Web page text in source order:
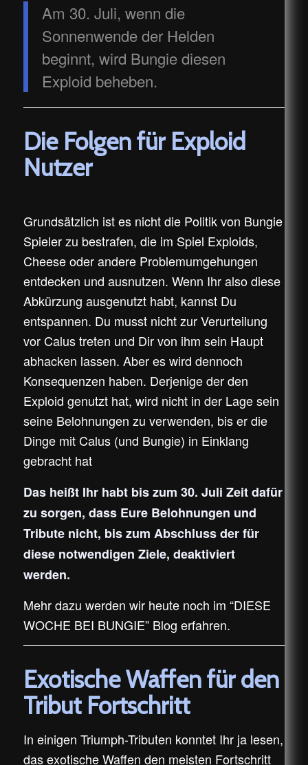
Am 30. Juli, wenn die
Sonnenwende der Helden
beginnt, wird Bungie diesen
Exploid beheben.
Die Folgen für Exploid
Nutzer
Grundsätzlich ist es nicht die Politik von Bungie
Spieler zu bestrafen, die im Spiel Exploids,
Cheese oder andere Problemumgehungen
entdecken und ausnutzen. Wenn Ihr also diese
Abkürzung ausgenutzt habt, kannst Du
entspannen. Du musst nicht zur Verurteilung
vor Calus treten und Dir von ihm sein Haupt
abhacken lassen. Aber es wird dennoch
Konsequenzen haben. Derjenige der den
Exploid genutzt hat, wird nicht in der Lage sein
seine Belohnungen zu verwenden, bis er die
Dinge mit Calus (und Bungie) in Einklang
gebracht hat
Das heißt Ihr habt bis zum 30. Juli Zeit dafür
zu sorgen, dass Eure Belohnungen und
Tribute nicht, bis zum Abschluss der für
diese notwendigen Ziele, deaktiviert
werden.
Mehr dazu werden wir heute noch im “DIESE
WOCHE BEI BUNGIE” Blog erfahren.
Exotische Waffen für den
Tribut Fortschritt
In einigen Triumph-Tributen konntet Ihr ja lesen,
das exotische Waffen den meisten Fortschritt